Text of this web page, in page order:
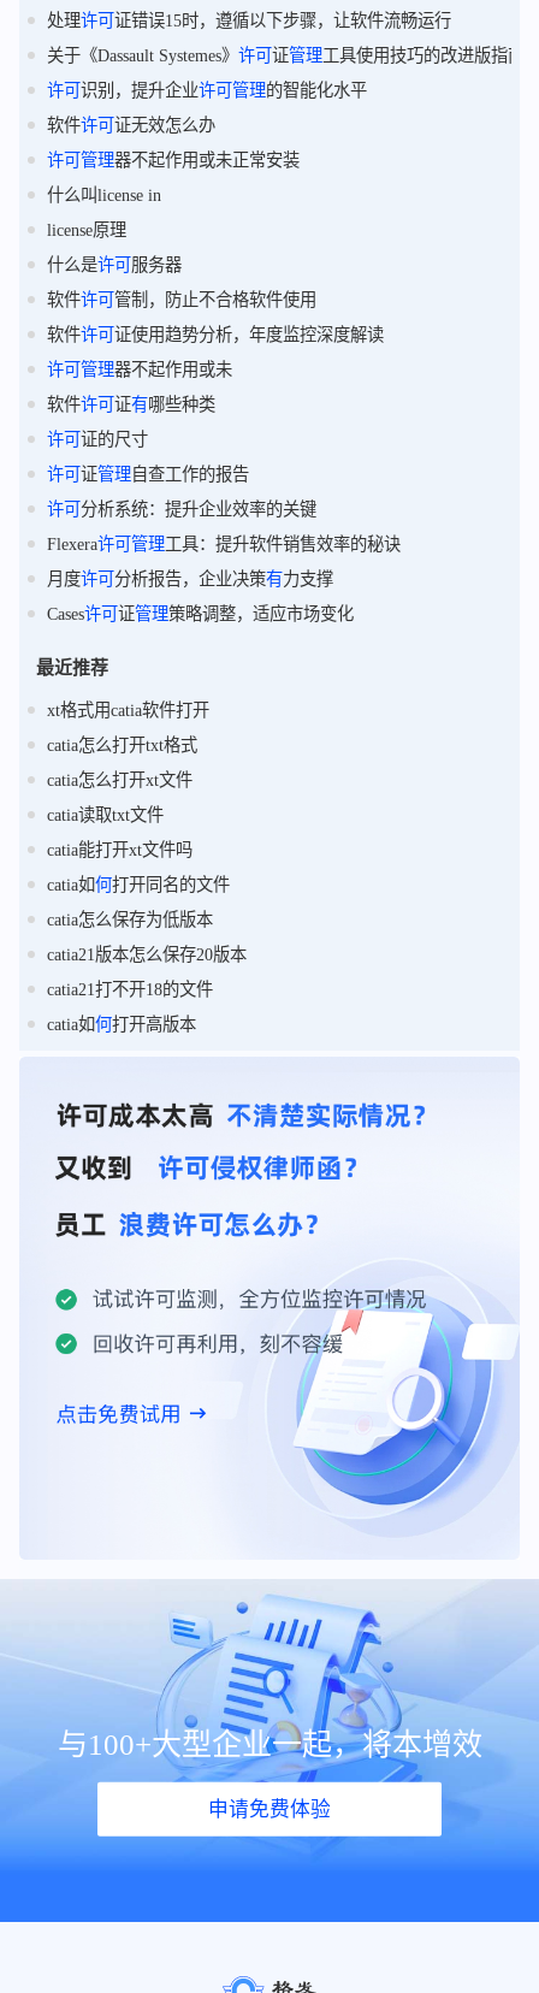
处理许可证错误15时，遵循以下步骤，让软件流畅运行
关于《Dassault Systemes》 许可证管理工具使用技巧的改进版指南
许可识别，提升企业许可管理的智能化水平
软件许可证无效怎么办
许可管理器不起作用或未正常安装
什么叫license in
license原理
什么是许可服务器
软件许可管制，防止不合格软件使用
软件许可证使用趋势分析，年度监控深度解读
许可管理器不起作用或未
软件许可证有哪些种类
许可证的尺寸
许可证管理自查工作的报告
许可分析系统：提升企业效率的关键
Flexera许可管理工具：提升软件销售效率的秘诀
月度许可分析报告，企业决策有力支撑
Cases许可证管理策略调整，适应市场变化
最近推荐
xt格式用catia软件打开
catia怎么打开txt格式
catia怎么打开xt文件
catia读取txt文件
catia能打开xt文件吗
catia如何打开同名的文件
catia怎么保存为低版本
catia21版本怎么保存20版本
catia21打不开18的文件
catia如何打开高版本
与100+大型企业一起，将本增效
申请免费体验